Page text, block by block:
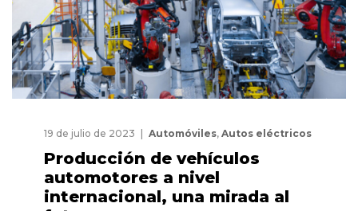
19 de julio de 2023 Automóviles, Autos eléctricos
Producción de vehículos
automotores a nivel
internacional, una mirada al